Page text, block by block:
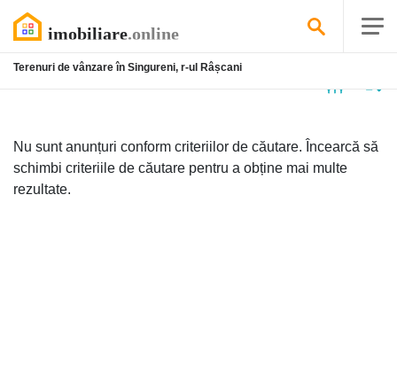
Terenuri de vânzare în Singureni, r-ul Râșcani
Nu sunt anunțuri conform criteriilor de căutare. Încearcă să
schimbi criteriile de căutare pentru a obține mai multe
rezultate.